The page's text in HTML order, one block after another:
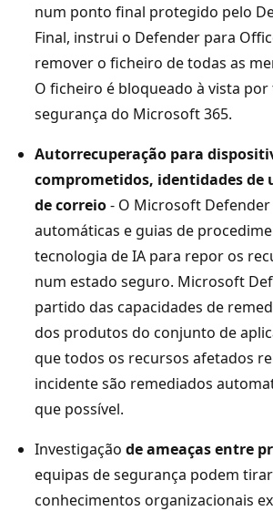
num ponto final protegido pelo
Final, instrui o Defender para
remover o ficheiro de todas as
O ficheiro é bloqueado à vista
segurança do Microsoft 365.
Autorrecuperação para
comprometidos, identidades de
de correio- O Microsoft Defender
automáticas e guias de
tecnologia de IA para repor os
num estado seguro. Microsoft
partido das capacidades de
dos produtos do conjunto de
que todos os recursos afetados
incidente são remediados
que possível.
Investigação de ameaças entre
equipas de segurança podem
conhecimentos organizacionais